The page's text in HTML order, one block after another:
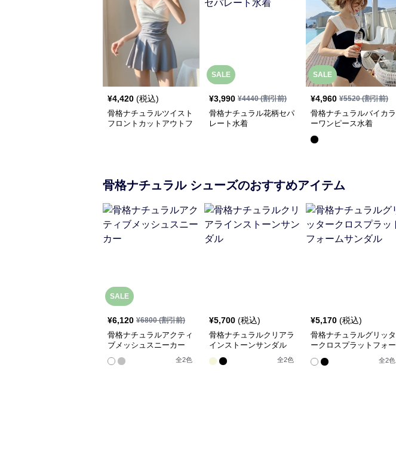
¥4,420 (税込)
骨格ナチュラルツイスト
フロントカットアウトフ
SALE
¥3,990 ¥4440(割引前)
骨格ナチュラル花柄セパ
レート水着
SALE
¥4,960 ¥5520(割引前)
骨格ナチュラルバイカラ
ーワンピース水着
骨格ナチュラル シューズのおすすめアイテム
SALE
¥6,120 ¥6800(割引前)
骨格ナチュラルアクティ
ブメッシュスニーカー
全2色
¥5,700 (税込)
骨格ナチュラルクリアラ
インストーンサンダル
全2色
¥5,170 (税込)
骨格ナチュラルグリッタ
ークロスプラットフォー
全2色